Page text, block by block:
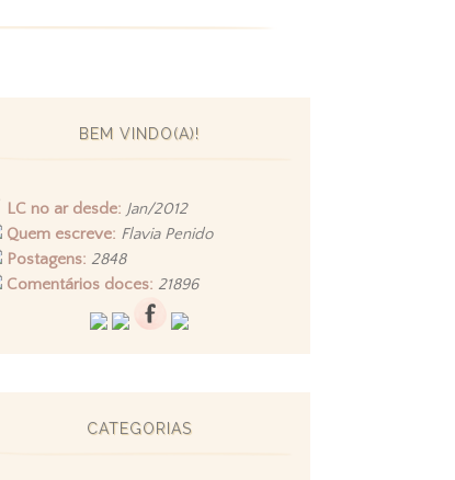
BEM VINDO(A)!
LC no ar desde: Jan/2012
Quem escreve: Flavia Penido
Postagens: 2848
Comentários doces: 21896
CATEGORIAS